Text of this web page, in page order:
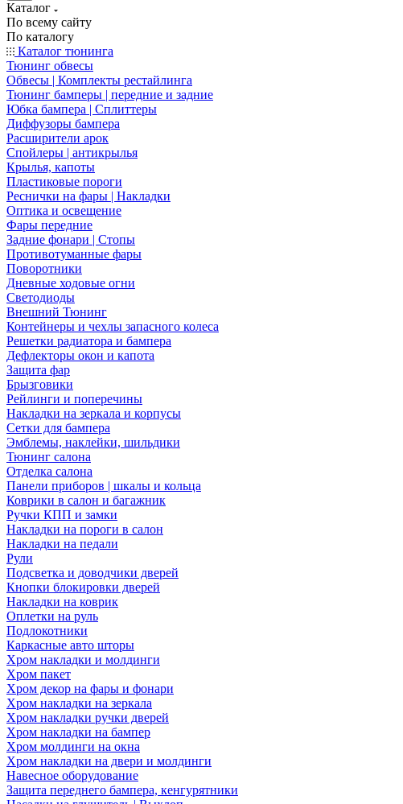
Каталог
По всему сайту
По каталогу
Каталог тюнинга
Тюнинг обвесы
Обвесы | Комплекты рестайлинга
Тюнинг бамперы | передние и задние
Юбка бампера | Сплиттеры
Диффузоры бампера
Расширители арок
Спойлеры | антикрылья
Крылья, капоты
Пластиковые пороги
Реснички на фары | Накладки
Оптика и освещение
Фары передние
Задние фонари | Стопы
Противотуманные фары
Поворотники
Дневные ходовые огни
Светодиоды
Внешний Тюнинг
Контейнеры и чехлы запасного колеса
Решетки радиатора и бампера
Дефлекторы окон и капота
Защита фар
Брызговики
Рейлинги и поперечины
Накладки на зеркала и корпусы
Сетки для бампера
Эмблемы, наклейки, шильдики
Тюнинг салона
Отделка салона
Панели приборов | шкалы и кольца
Коврики в салон и багажник
Ручки КПП и замки
Накладки на пороги в салон
Накладки на педали
Рули
Подсветка и доводчики дверей
Кнопки блокировки дверей
Накладки на коврик
Оплетки на руль
Подлокотники
Каркасные авто шторы
Хром накладки и молдинги
Хром пакет
Хром декор на фары и фонари
Хром накладки на зеркала
Хром накладки ручки дверей
Хром накладки на бампер
Хром молдинги на окна
Хром накладки на двери и молдинги
Навесное оборудование
Защита переднего бампера, кенгурятники